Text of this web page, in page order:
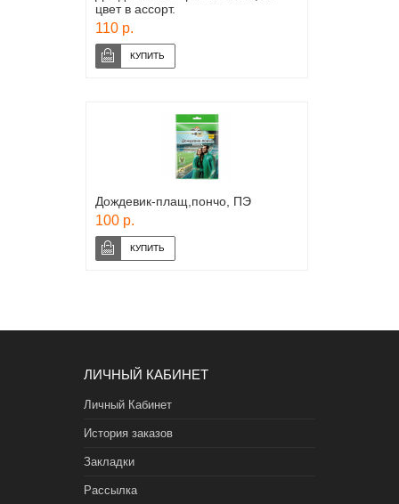
цвет в ассорт.
110 р.
Дождевик-плащ,пончо, ПЭ
100 р.
ЛИЧНЫЙ КАБИНЕТ
Личный Кабинет
История заказов
Закладки
Рассылка